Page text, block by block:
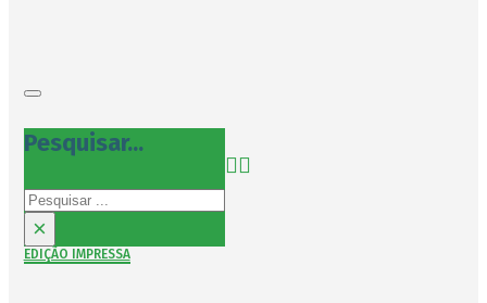
Pesquisar...
Pesquisar
×
EDIÇÃO IMPRESSA